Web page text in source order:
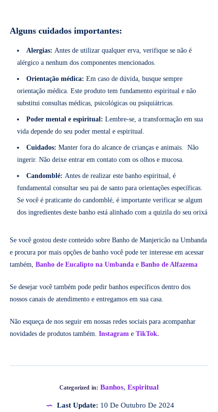
Alguns cuidados importantes:
Alergias: Antes de utilizar qualquer erva, verifique se não é
alérgico a nenhum dos componentes mencionados.
Orientação médica: Em caso de dúvida, busque sempre
orientação médica. Este produto tem fundamento espiritual e não
substitui consultas médicas, psicológicas ou psiquiátricas.
Poder mental e espiritual: Lembre-se, a transformação em sua
vida depende do seu poder mental e espiritual.
Cuidados: Manter fora do alcance de crianças e animais. Não
ingerir. Não deixe entrar em contato com os olhos e mucosa.
Candomblé: Antes de realizar este banho espiritual, é
fundamental consultar seu pai de santo para orientações específicas.
Se você é praticante do candomblé, é importante verificar se algum
dos ingredientes deste banho está alinhado com a quizila do seu orixá
Se você gostou deste conteúdo sobre Banho de Manjericão na Umbanda
e procura por mais opções de banho você pode ter interesse em acessar
também, Banho de Eucalipto na Umbanda e Banho de Alfazema
Se desejar você também pode pedir banhos específicos dentro dos
nossos canais de atendimento e entregamos em sua casa.
Não esqueça de nos seguir em nossas redes sociais para acompanhar
novidades de produtos também. Instagram e TikTok.
Categorized in: Banhos,Espiritual
Last Update: 10 De Outubro De 2024